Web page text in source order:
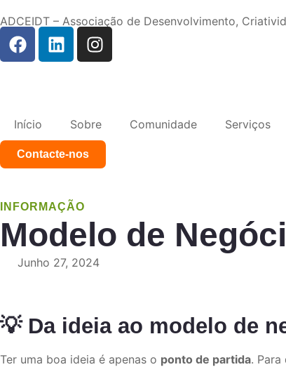
ADCEIDT – Associação de Desenvolvimento,
Início Sobre Comunidade Serviços
Contacte-nos
INFORMAÇÃO
Modelo de
Junho 27, 2024
💡 Da ideia ao modelo de
Ter uma boa ideia é apenas o ponto de partida.